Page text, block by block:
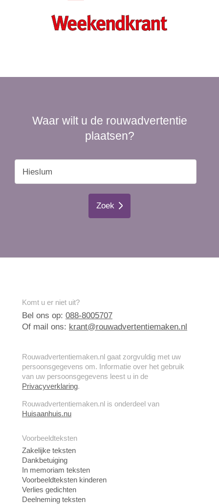
Waar wilt u de rouwadvertentie
plaatsen?
Zoek
Komt u er niet uit?
Bel ons op: 088-8005707
Of mail ons: krant@rouwadvertentiemaken.nl
Rouwadvertentiemaken.nl gaat zorgvuldig met uw
persoonsgegevens om. Informatie over het gebruik
van uw persoonsgegevens leest u in de
Privacyverklaring.
Rouwadvertentiemaken.nl is onderdeel van
Huisaanhuis.nu
Voorbeeldteksten
Zakelijke teksten
Dankbetuiging
In memoriam teksten
Voorbeeldteksten kinderen
Verlies gedichten
Deelneming teksten